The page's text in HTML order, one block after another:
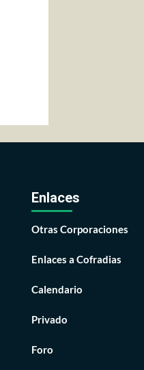
Enlaces
Otras Corporaciones
Enlaces a Cofradias
Calendario
Privado
Foro